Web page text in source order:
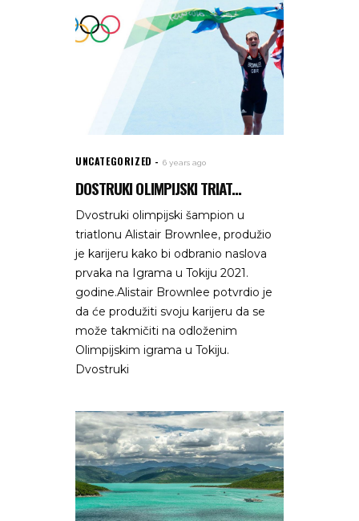
UNCATEGORIZED 6 years ago
DOSTRUKI OLIMPIJSKI TRIAT...
Dvostruki olimpijski šampion u
triatlonu Alistair Brownlee, produžio
je karijeru kako bi odbranio naslova
prvaka na Igrama u Tokiju 2021.
godine.Alistair Brownlee potvrdio je
da će produžiti svoju karijeru da se
može takmičiti na odloženim
Olimpijskim igrama u Tokiju.
Dvostruki